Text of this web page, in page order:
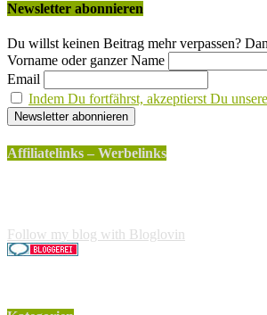
Newsletter abonnieren
Du willst keinen Beitrag mehr verpassen?
Vorname oder ganzer Name
Email
Indem Du fortfährst, akzeptierst Du
Affiliatelinks – Werbelinks
Follow my blog with Bloglovin